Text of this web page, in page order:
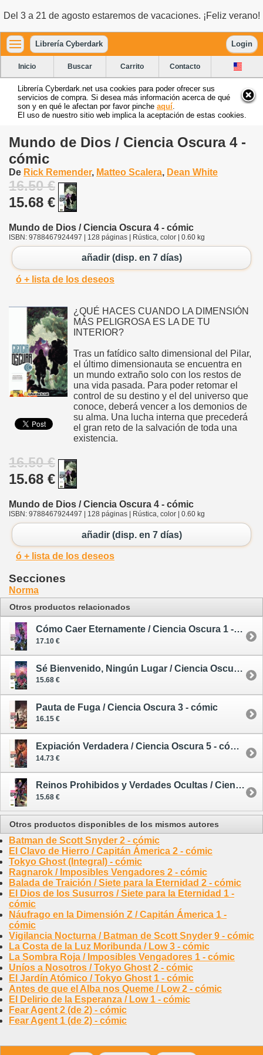
Del 3 a 21 de agosto estaremos de vacaciones. ¡Feliz verano!
Librería Cyberdark Login
Inicio Buscar Carrito Contacto
Librería Cyberdark.net usa cookies para poder ofrecer sus
servicios de compra. Si desea más información acerca de qué
son y en qué le afectan por favor pinche aquí
El uso de nuestro sitio web implica la aceptación de estas cookies.
Mundo de Dios / Ciencia Oscura 4 -
cómic
De Rick Remender, Matteo Scalera, Dean White
16.50 €
15.68 €
Mundo de Dios / Ciencia Oscura 4 - cómic
ISBN: 9788467924497 | 128 páginas | Rústica, color | 0.60 kg
añadir (disp. en 7 días)
ó + lista de los deseos
¿QUÉ HACES CUANDO LA DIMENSIÓN
MÁS PELIGROSA ES LA DE TU
INTERIOR?
Tras un fatídico salto dimensional del Pilar,
el último dimensionauta se encuentra en
un mundo extraño solo con los restos de
una vida pasada. Para poder retomar el
control de su destino y el del universo que
conoce, deberá vencer a los demonios de
su alma. Una lucha interna que precederá
el gran reto de la salvación de toda una
existencia.
16.50 €
15.68 €
Mundo de Dios / Ciencia Oscura 4 - cómic
ISBN: 9788467924497 | 128 páginas | Rústica, color | 0.60 kg
añadir (disp. en 7 días)
ó + lista de los deseos
Secciones
Norma
Otros productos relacionados
Cómo Caer Eternamente / Ciencia Oscura 1 - cómic
17.10 €
Sé Bienvenido, Ningún Lugar / Ciencia Oscura 2 - cómic
15.68 €
Pauta de Fuga / Ciencia Oscura 3 - cómic
16.15 €
Expiación Verdadera / Ciencia Oscura 5 - cómic
14.73 €
Reinos Prohibidos y Verdades Ocultas / Ciencia Oscura 6 - cómic
15.68 €
Otros productos disponibles de los mismos autores
Batman de Scott Snyder 2 - cómic
El Clavo de Hierro / Capitán Ámerica 2 - cómic
Tokyo Ghost (Integral) - cómic
Ragnarok / Imposibles Vengadores 2 - cómic
Balada de Traición / Siete para la Eternidad 2 - cómic
El Dios de los Susurros / Siete para la Eternidad 1 -
cómic
Náufrago en la Dimensión Z / Capitán Ámerica 1 -
cómic
Vigilancia Nocturna / Batman de Scott Snyder 9 - cómic
La Costa de la Luz Moribunda / Low 3 - cómic
La Sombra Roja / Imposibles Vengadores 1 - cómic
Uníos a Nosotros / Tokyo Ghost 2 - cómic
El Jardín Atómico / Tokyo Ghost 1 - cómic
Antes de que el Alba nos Queme / Low 2 - cómic
El Delirio de la Esperanza / Low 1 - cómic
Fear Agent 2 (de 2) - cómic
Fear Agent 1 (de 2) - cómic